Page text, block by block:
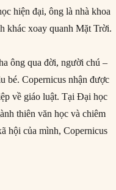
hiện đại, ông là nhà khoa
khác xoay quanh Mặt Trời.
ông qua đời, người chú –
bé. Copernicus nhận được
về giáo luật. Tại Đại học
thiên văn học và chiêm
hội của mình, Copernicus
1473: Copernicus ra đời”